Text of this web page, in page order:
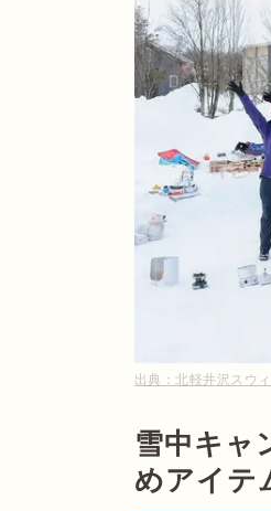
出典： 北軽井沢スウ
雪中キャ
めアイテ